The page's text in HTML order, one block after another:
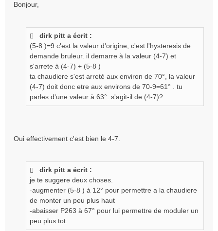
s
Bonjour,
dirk pitt a écrit :
(5-8 )=9 c'est la valeur d'origine, c'est l'hysteresis de
demande bruleur. il demarre à la valeur (4-7) et
s'arrete à (4-7) + (5-8 )
ta chaudiere s'est arreté aux environ de 70°, la valeur
(4-7) doit donc etre aux environs de 70-9=61° . tu
parles d'une valeur à 63°. s'agit-il de (4-7)?
Oui effectivement c'est bien le 4-7.
dirk pitt a écrit :
je te suggere deux choses.
-augmenter (5-8 ) à 12° pour permettre a la chaudiere
de monter un peu plus haut
-abaisser P263 à 67° pour lui permettre de moduler un
peu plus tot.